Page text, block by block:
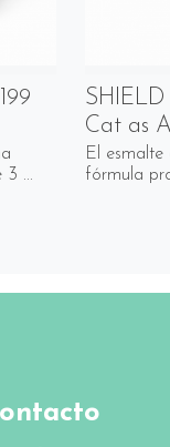
3 ...
SHIELD
Cat as
El esmalte
fórmula